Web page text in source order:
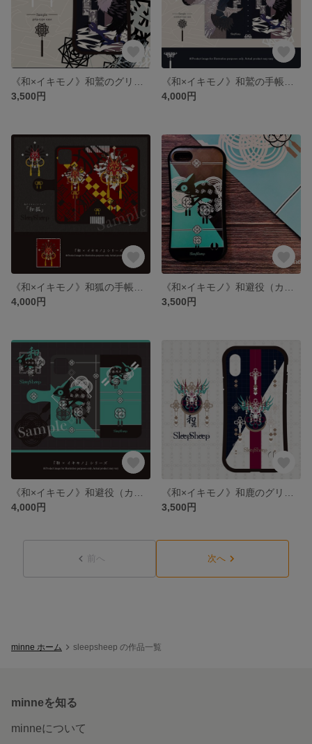
3,500円
4,000円
4,000円
3,500円
4,000円
3,500円
前へ 次へ
minne ホーム sleepsheep の作品一覧
minneを知る
minneについて